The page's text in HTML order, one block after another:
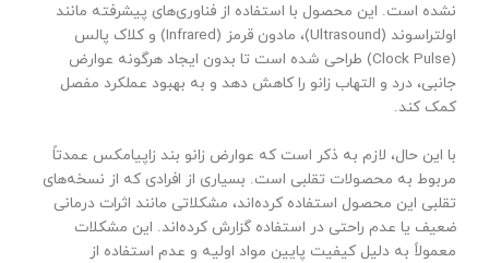
نشده است. این محصول با استفاده از فناوری‌های پیشرفته مانند
اولتراسوند (Ultrasound)، مادون قرمز (Infrared) و کلاک پالس
(Clock Pulse) طراحی شده است تا بدون ایجاد هرگونه عوارض
جانبی، درد و التهاب زانو را کاهش دهد و به بهبود عملکرد مفصل
کمک کند.
با این حال، لازم به ذکر است که عوارض زانو بند زاپیامکس عمدتاً
مربوط به محصولات تقلبی است. بسیاری از افرادی که از نسخه‌های
تقلبی این محصول استفاده کرده‌اند، مشکلاتی مانند اثرات درمانی
ضعیف یا عدم راحتی در استفاده گزارش کرده‌اند. این مشکلات
معمولاً به دلیل کیفیت پایین مواد اولیه و عدم استفاده از